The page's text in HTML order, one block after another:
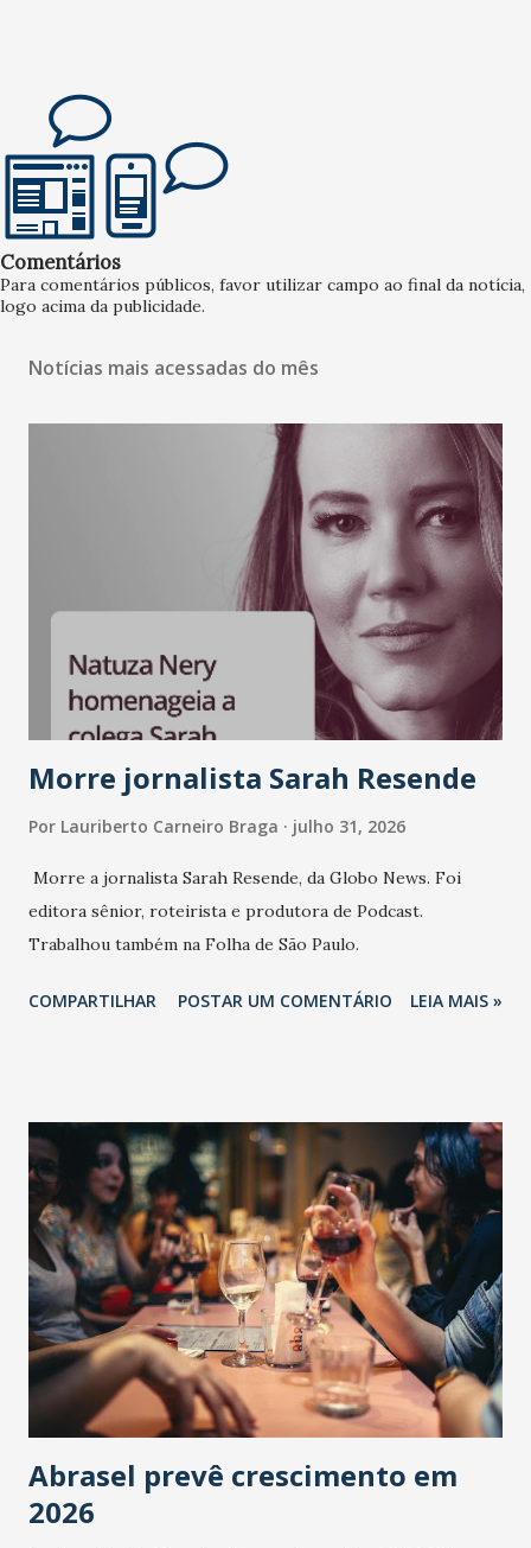
Comentários
Para comentários públicos, favor utilizar campo ao final da notícia,
logo acima da publicidade.
Notícias mais acessadas do mês
Morre jornalista Sarah Resende
Por Lauriberto Carneiro Braga julho 31, 2026
Morre a jornalista Sarah Resende, da Globo News. Foi
editora sênior, roteirista e produtora de Podcast.
Trabalhou também na Folha de São Paulo.
COMPARTILHAR POSTAR UM COMENTÁRIO LEIA MAIS »
Abrasel prevê crescimento em
2026